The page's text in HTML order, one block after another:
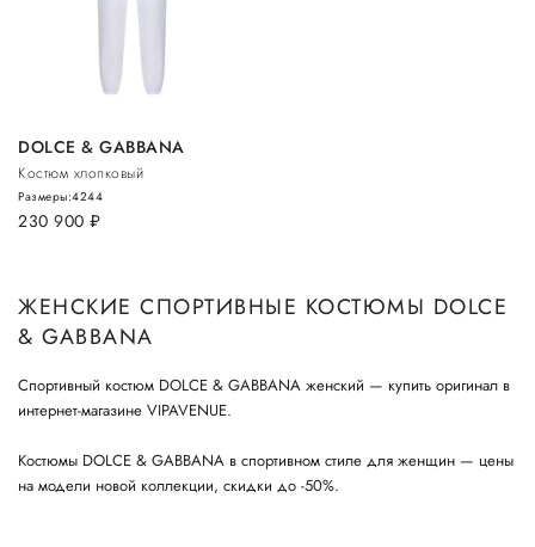
DOLCE & GABBANA
Костюм хлопковый
230 900 руб.
Размеры:4244
ЖЕНСКИЕ СПОРТИВНЫЕ КОСТЮМЫ DOLCE
& GABBANA
Спортивный костюм DOLCE & GABBANA женский — купить оригинал в
интернет-магазине VIPAVENUE.
Костюмы DOLCE & GABBANA в спортивном стиле для женщин — цены
на модели новой коллекции, скидки до -50%.